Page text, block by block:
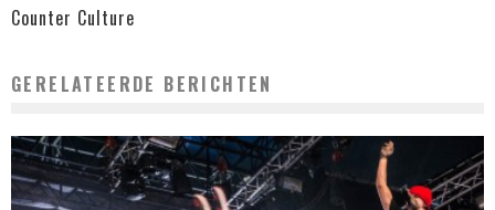
Counter Culture
GERELATEERDE BERICHTEN